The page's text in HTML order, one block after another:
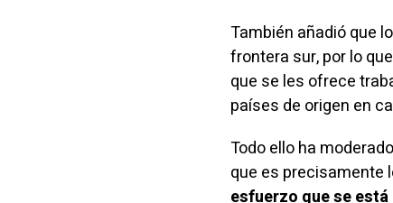
También añadió que
frontera sur, por lo
que se les ofrece
países de origen en
Todo ello ha
que es precisamente
esfuerzo que se